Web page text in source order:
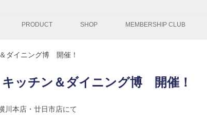
PRODUCT SHOP MEMBERSHIP CLUB
ダイニング博 開催！
ッチン＆ダイニング博 開催！
川本店・廿日市店にて